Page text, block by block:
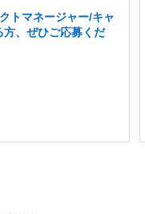
トマネージャー/キャ
方、ぜひご応募くだ